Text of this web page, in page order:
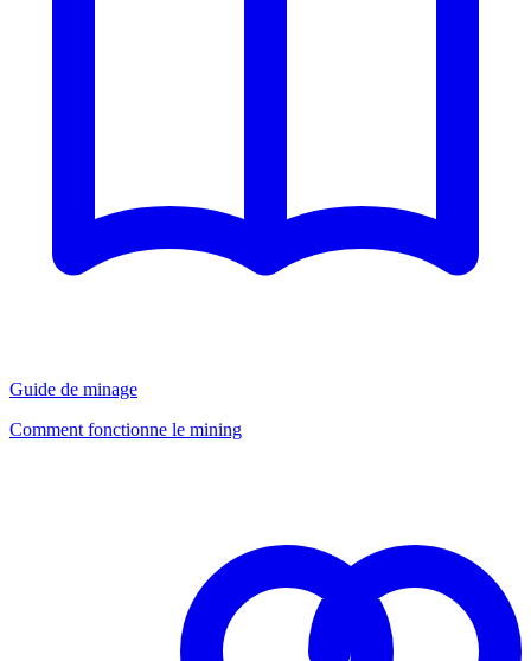
Guide de minage
Comment fonctionne le mining